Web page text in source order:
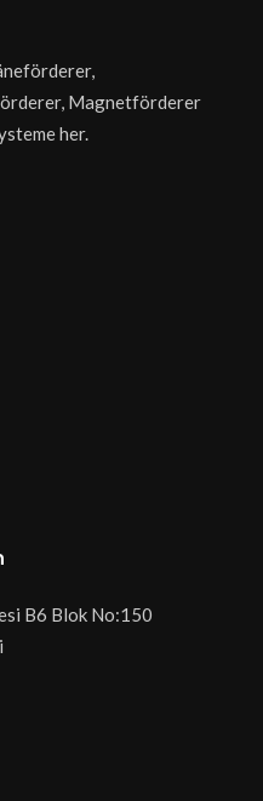
Magnetförderer
her.
B6 Blok No:150